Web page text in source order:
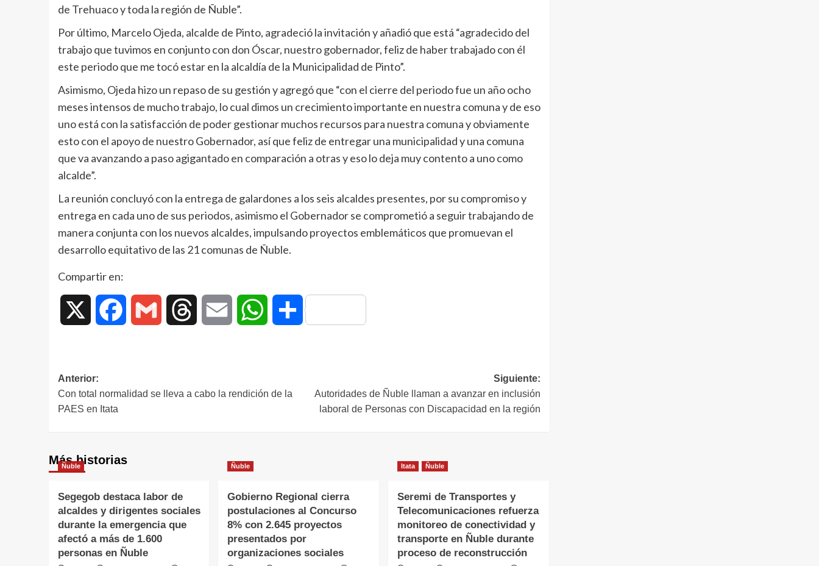
de Trehuaco y toda la región de Ñuble”.
Por último, Marcelo Ojeda, alcalde de Pinto, agradeció la invitación y añadió que está “agradecido del
trabajo que tuvimos en conjunto con don Óscar, nuestro gobernador, feliz de haber trabajado con él
este periodo que me tocó estar en la alcaldía de la Municipalidad de Pinto”.
Asimismo, Ojeda hizo un repaso de su gestión y agregó que “con el cierre del periodo fue un año ocho
meses intensos de mucho trabajo, lo cual dimos un crecimiento importante en nuestra comuna y de eso
uno está con la satisfacción de poder gestionar muchos recursos para nuestra comuna y obviamente
esto con el apoyo de nuestro Gobernador, así que feliz de entregar una municipalidad y una comuna
que va avanzando a paso agigantado en comparación a otras y eso lo deja muy contento a uno como
alcalde”.
La reunión concluyó con la entrega de galardones a los seis alcaldes presentes, por su compromiso y
entrega en cada uno de sus periodos, asimismo el Gobernador se comprometió a seguir trabajando de
manera conjunta con los nuevos alcaldes, impulsando proyectos emblemáticos que promuevan el
desarrollo equitativo de las 21 comunas de Ñuble.
Compartir en:
Facebook Gmail Threads Email WhatsAppCompartir
Anterior:
Con total normalidad se lleva a cabo la rendición de la
PAES en Itata
Siguiente:
Autoridades de Ñuble llaman a avanzar en inclusión
laboral de Personas con Discapacidad en la región
Más historias
Ñuble
Segegob destaca labor de
alcaldes y dirigentes sociales
durante la emergencia que
afectó a más de 1.600
personas en Ñuble
Ñuble
Gobierno Regional cierra
postulaciones al Concurso
8% con 2.645 proyectos
presentados por
organizaciones sociales
Itata Ñuble
Seremi de Transportes y
Telecomunicaciones refuerza
monitoreo de conectividad y
transporte en Ñuble durante
proceso de reconstrucción